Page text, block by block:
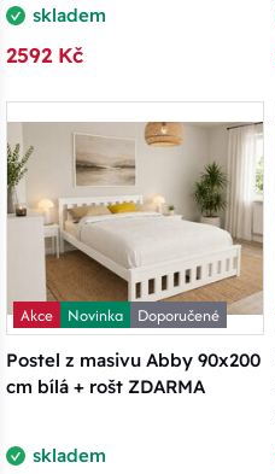
skladem
2592 Kč
Akce Novinka
Doporučené
Postel z masivu Abby 90x200
cm bílá + rošt ZDARMA
skladem